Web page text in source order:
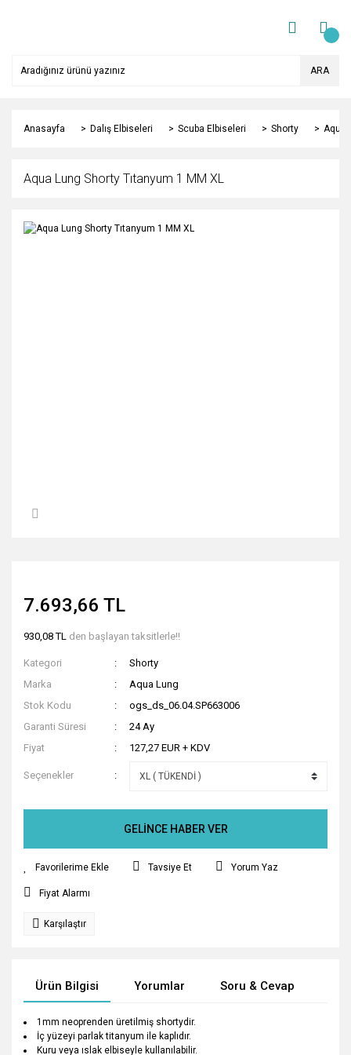
ARA
Anasayfa Dalış Elbiseleri Scuba Elbiseleri Shorty Aqua
Aqua Lung Shorty Tıtanyum 1 MM XL
7.693,66 TL
930,08 TL den başlayan taksitlerle!!
Kategori
Shorty
Marka
Aqua Lung
Stok Kodu
ogs_ds_06.04.SP663006
Garanti Süresi
24 Ay
Fiyat
127,27 EUR + KDV
Seçenekler
GELİNCE HABER VER
Tavsiye Et Yorum Yaz
Fiyat Alarmı
Karşılaştır
Ürün Bilgisi Yorumlar Soru & Cevap
1mm neoprenden üretilmiş shortydir.
İç yüzeyi parlak titanyum ile kaplıdır.
Kuru veya ıslak elbiseyle kullanılabilir.